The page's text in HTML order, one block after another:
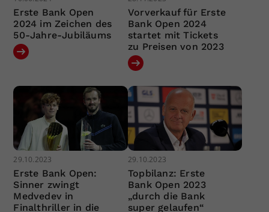
Erste Bank Open
2024 im Zeichen des
50-Jahre-Jubiläums
Vorverkauf für Erste
Bank Open 2024
startet mit Tickets
zu Preisen von 2023
29.10.2023
Erste Bank Open:
Sinner zwingt
Medvedev in
Finalthriller in die
29.10.2023
Topbilanz: Erste
Bank Open 2023
„durch die Bank
super gelaufen“